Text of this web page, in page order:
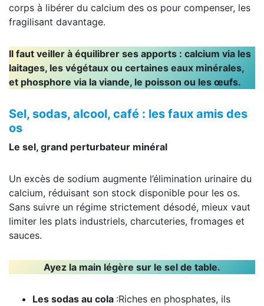
corps à libérer du calcium des os pour compenser, les
fragilisant davantage.
Il faut veiller à équilibrer ses apports : calcium via les
laitages, les végétaux ou certaines eaux minérales,
et phosphore via la viande, le poisson ou les œufs.
Sel, sodas, alcool, café : les faux amis des
os
Le sel, grand perturbateur minéral
Un excès de sodium augmente l’élimination urinaire du
calcium, réduisant son stock disponible pour les os.
Sans suivre un régime strictement désodé, mieux vaut
limiter les plats industriels, charcuteries, fromages et
sauces.
Ayez la main légère sur le sel de table.
Les sodas au cola :Riches en phosphates, ils